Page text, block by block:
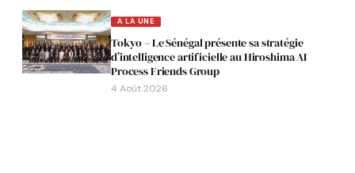
A LA UNE
Tokyo – Le Sénégal présente sa stratégie
d’intelligence artificielle au Hiroshima AI
Process Friends Group
4 Août 2026